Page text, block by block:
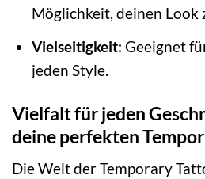
Möglichkeit, deinen Look
Vielseitigkeit: Geeignet
jeden Style.
Vielfalt für jeden
deine perfekten
Die Welt der Temporary